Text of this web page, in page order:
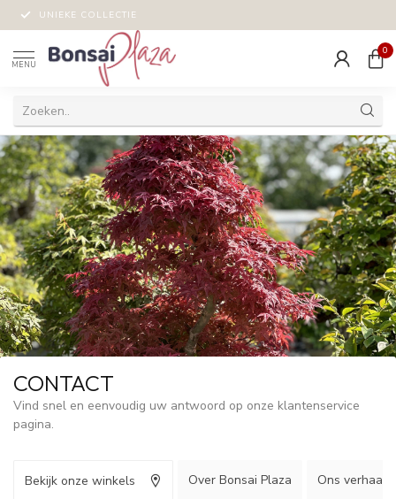
UNIEKE COLLECTIE
MENU
0
CONTACT
Vind snel en eenvoudig uw antwoord op onze klantenservice
pagina.
Bekijk onze winkels Over Bonsai Plaza Ons verhaal